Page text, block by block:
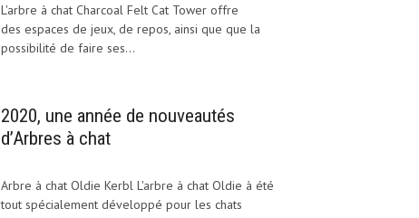
L'arbre à chat Charcoal Felt Cat Tower offre
des espaces de jeux, de repos, ainsi que que la
possibilité de faire ses...
2020, une année de nouveautés
d’Arbres à chat
Arbre à chat Oldie Kerbl L'arbre à chat Oldie à été
tout spécialement développé pour les chats